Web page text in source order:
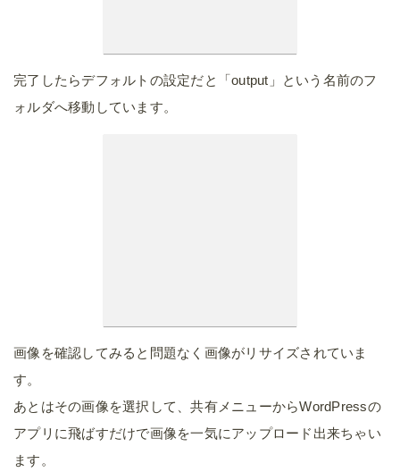
完了したらデフォルトの設定だと「output」という名前のフ
ォルダへ移動しています。
画像を確認してみると問題なく画像がリサイズされていま
す。
あとはその画像を選択して、共有メニューからWordPressの
アプリに飛ばすだけで画像を一気にアップロード出来ちゃい
ます。